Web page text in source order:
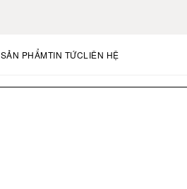
SẢN PHẨMTIN TỨCLIÊN HỆ